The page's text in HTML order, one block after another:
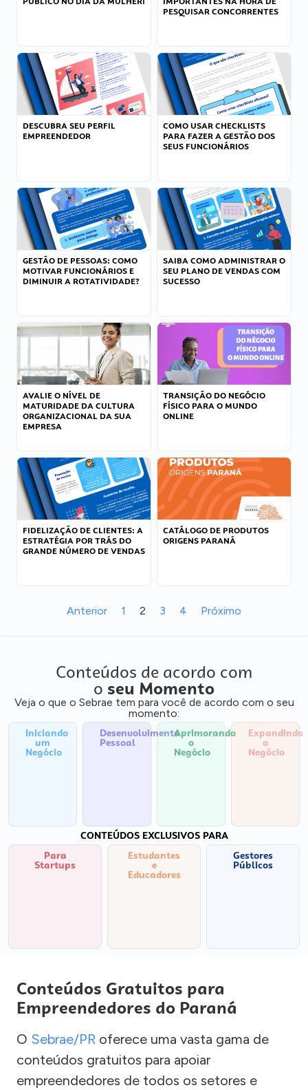
PESQUISAR CONCORRENTES
DESCUBRA SEU PERFIL
EMPREENDEDOR
COMO USAR CHECKLISTS
PARA FAZER A GESTÃO DOS
SEUS FUNCIONÁRIOS
GESTÃO DE PESSOAS: COMO
MOTIVAR FUNCIONÁRIOS E
DIMINUIR A ROTATIVIDADE?
SAIBA COMO ADMINISTRAR O
SEU PLANO DE VENDAS COM
SUCESSO
AVALIE O NÍVEL DE
MATURIDADE DA CULTURA
ORGANIZACIONAL DA SUA
EMPRESA
TRANSIÇÃO DO NEGÓCIO
FÍSICO PARA O MUNDO
ONLINE
FIDELIZAÇÃO DE CLIENTES: A
ESTRATÉGIA POR TRÁS DO
GRANDE NÚMERO DE VENDAS
CATÁLOGO DE PRODUTOS
ORIGENS PARANÁ
Anterior 1 2 3 4 Próximo
Conteúdos de acordo com
o seu Momento
Veja o que o Sebrae tem para você de acordo com o seu
momento:
Iniciando
um
Negócio
Desenvolvimento
Pessoal
Aprimorando
o
Negócio
Expandindo
o
Negócio
CONTEÚDOS EXCLUSIVOS PARA
Para
Startups
Estudantes
e
Educadores
Gestores
Públicos
Conteúdos Gratuitos para
Empreendedores do Paraná
O Sebrae/PR oferece uma vasta gama de
conteúdos gratuitos para apoiar
empreendedores de todos os setores e